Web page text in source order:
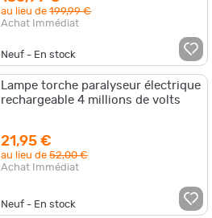
au lieu de199,99 €
Achat Immédiat
Neuf - En stock
Lampe torche paralyseur électrique
rechargeable 4 millions de volts
21,95 €
au lieu de52,00 €
Achat Immédiat
Neuf - En stock